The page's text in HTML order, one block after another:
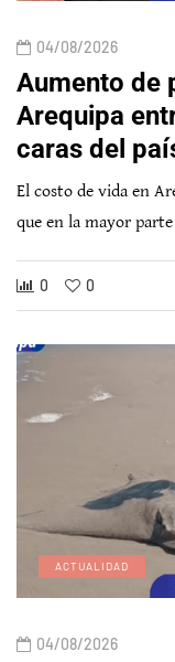
04/08/2026
Aumento de
Arequipa
caras del
El costo de vida en
que en la mayor
0 0
ACTUALIDAD
04/08/2026